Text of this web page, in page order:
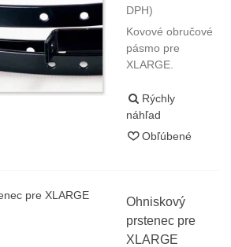
DPH)
Kovové obručové
pásmo pre
XLARGE.
Rýchly
náhľad
Obľúbené
Ohniskový
prstenec pre
XLARGE